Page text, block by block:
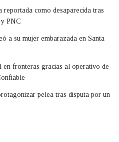
como desaparecida tras
PNC
a su mujer embarazada en Santa
en fronteras gracias al operativo de
pelea tras disputa por un